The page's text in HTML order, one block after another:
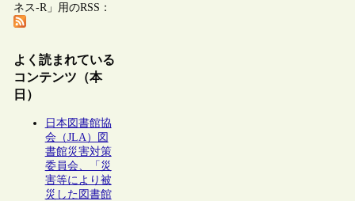
ネス-R」用のRSS：
よく読まれている
コンテンツ（本
日）
日本図書館協
会（JLA）図
書館災害対策
委員会、「災
害等により被
災した図書館